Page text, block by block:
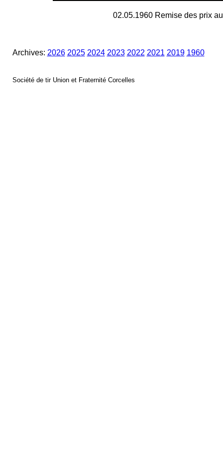
02.05.1960 Remise des prix
Archives: 2026 2025 2024 2023 2022 2021 2019 1960
Société de tir Union et Fraternité Corcelles